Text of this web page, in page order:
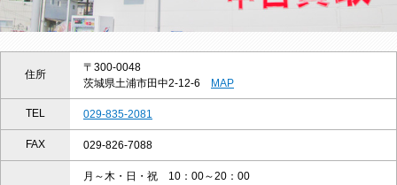
住所
〒300-0048
茨城県土浦市田中2-12-6
MAP
TEL 029-835-2081
FAX 029-826-7088
月～木・日・祝 10：00～20：00